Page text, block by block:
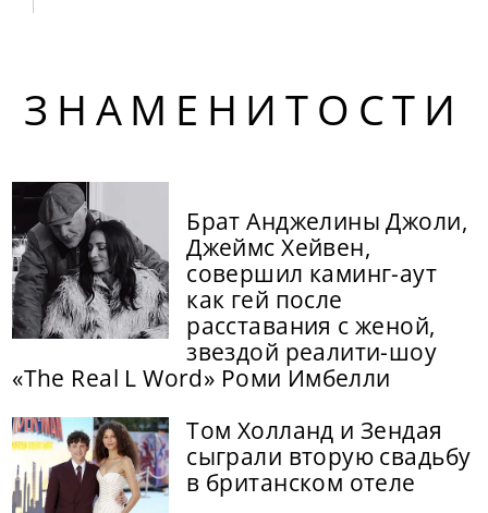
ЗНАМЕНИТОСТИ
Брат Анджелины Джоли,
Джеймс Хейвен,
совершил каминг-аут
как гей после
расставания с женой,
звездой реалити-шоу
«The Real L Word» Роми Имбелли
Том Холланд и Зендая
сыграли вторую свадьбу
в британском отеле